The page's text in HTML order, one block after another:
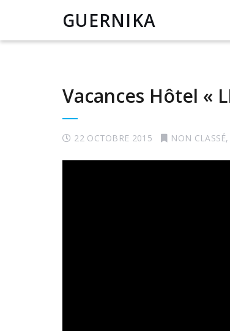
GUERNIKA
Vacances Hôtel «
22 OCTOBRE 2015 NON CLASSÉ